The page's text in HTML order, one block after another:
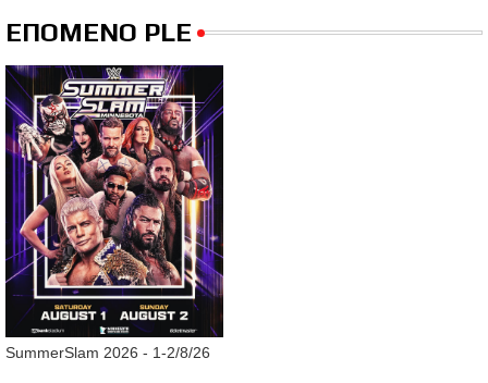
ΕΠΟΜΕΝΟ PLE
SummerSlam 2026 - 1-2/8/26